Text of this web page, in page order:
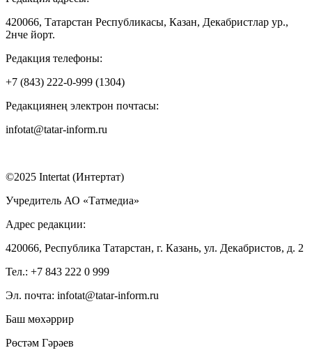
420066, Татарстан Республикасы, Казан, Декабристлар ур.,
2нче йорт.
Редакция телефоны:
+7 (843) 222-0-999 (1304)
Редакциянең электрон почтасы:
infotat@tatar-inform.ru
©2025 Intertat (Интертат)
Учредитель АО «Татмедиа»
Адрес редакции:
420066, Республика Татарстан, г. Казань, ул. Декабристов, д. 2
Тел.: +7 843 222 0 999
Эл. почта: infotat@tatar-inform.ru
Баш мөхәррир
Рөстәм Гәрәев